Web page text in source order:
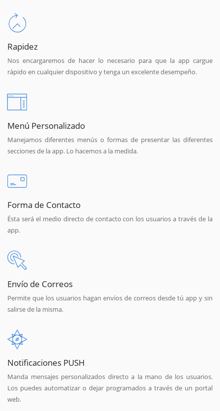
Rapidez
Nos encargaremos de hacer lo necesario para que la app cargue
rápido en cualquier dispositivo y tenga un excelente desempeño.
Menú Personalizado
Manejamos diferentes menús o formas de presentar las diferentes
secciones de la app. Lo hacemos a la medida.
Forma de Contacto
Ésta será el medio directo de contacto con los usuarios a través de la
app.
Envío de Correos
Permite que los usuarios hagan envíos de correos desde tú app y sin
salirse de la misma.
Notificaciones PUSH
Manda mensajes personalizados directo a la mano de los usuarios.
Los puedes automatizar o dejar programados a través de un portal
web.